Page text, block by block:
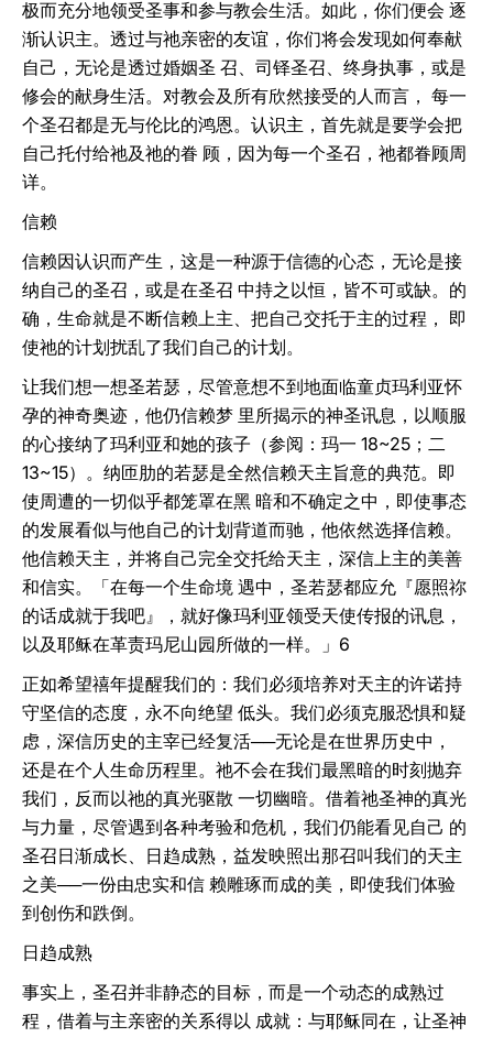
极而充分地领受圣事和参与教会生活。如此，你们便会 逐
渐认识主。透过与祂亲密的友谊，你们将会发现如何奉献
自己，无论是透过婚姻圣 召、司铎圣召、终身执事，或是
修会的献身生活。对教会及所有欣然接受的人而言， 每一
个圣召都是无与伦比的鸿恩。认识主，首先就是要学会把
自己托付给祂及祂的眷 顾，因为每一个圣召，祂都眷顾周
详。
信赖
信赖因认识而产生，这是一种源于信德的心态，无论是接
纳自己的圣召，或是在圣召 中持之以恒，皆不可或缺。的
确，生命就是不断信赖上主、把自己交托于主的过程， 即
使祂的计划扰乱了我们自己的计划。
让我们想一想圣若瑟，尽管意想不到地面临童贞玛利亚怀
孕的神奇奥迹，他仍信赖梦 里所揭示的神圣讯息，以顺服
的心接纳了玛利亚和她的孩子（参阅：玛一 18~25；二
13~15）。纳匝肋的若瑟是全然信赖天主旨意的典范。即
使周遭的一切似乎都笼罩在黑 暗和不确定之中，即使事态
的发展看似与他自己的计划背道而驰，他依然选择信赖。
他信赖天主，并将自己完全交托给天主，深信上主的美善
和信实。「在每一个生命境 遇中，圣若瑟都应允『愿照祢
的话成就于我吧』，就好像玛利亚领受天使传报的讯息，
以及耶稣在革责玛尼山园所做的一样。」6
正如希望禧年提醒我们的：我们必须培养对天主的许诺持
守坚信的态度，永不向绝望 低头。我们必须克服恐惧和疑
虑，深信历史的主宰已经复活──无论是在世界历史中，
还是在个人生命历程里。祂不会在我们最黑暗的时刻抛弃
我们，反而以祂的真光驱散 一切幽暗。借着祂圣神的真光
与力量，尽管遇到各种考验和危机，我们仍能看见自己 的
圣召日渐成长、日趋成熟，益发映照出那召叫我们的天主
之美──一份由忠实和信 赖雕琢而成的美，即使我们体验
到创伤和跌倒。
日趋成熟
事实上，圣召并非静态的目标，而是一个动态的成熟过
程，借着与主亲密的关系得以 成就：与耶稣同在，让圣神